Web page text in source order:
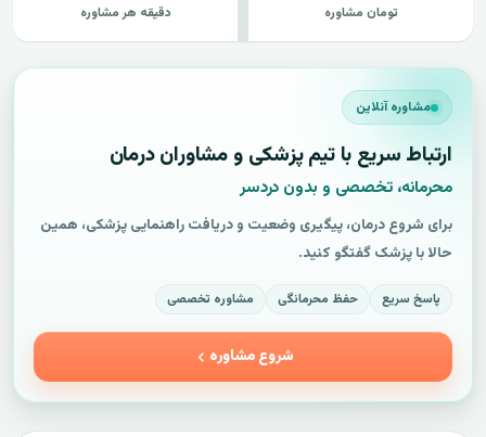
تومان مشاوره دقیقه هر مشاوره
مشاوره آنلاین
ارتباط سریع با تیم پزشکی و مشاوران درمان
محرمانه، تخصصی و بدون دردسر
برای شروع درمان، پیگیری وضعیت و دریافت راهنمایی پزشکی، همین
حالا با پزشک گفتگو کنید.
پاسخ سریع حفظ محرمانگی مشاوره تخصصی
شروع مشاوره